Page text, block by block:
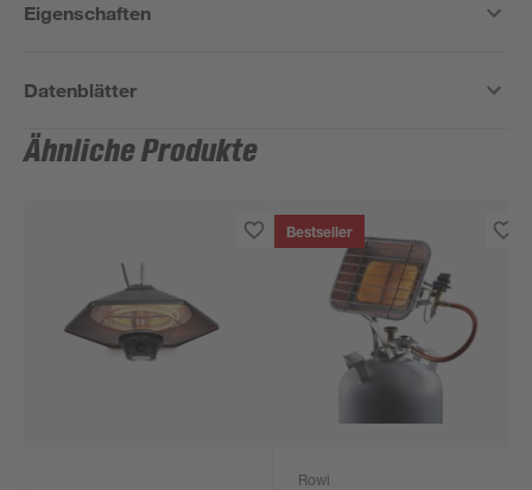
Eigenschaften
Datenblätter
Ähnliche Produkte
Bestseller
Rowi